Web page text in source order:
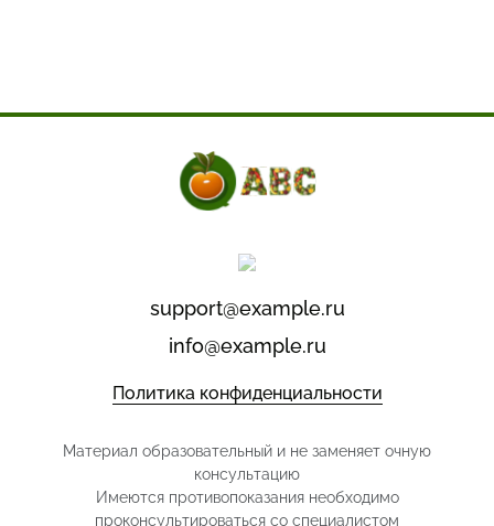
support@example.ru
info@example.ru
Политика конфиденциальности
Материал образовательный и не заменяет очную
консультацию
Имеются противопоказания необходимо
проконсультироваться со специалистом